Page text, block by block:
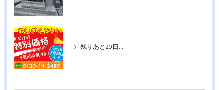
残りあと20日！特別価格の墓石：洋墓５基＆和墓２基紹介《２月２８日まで》